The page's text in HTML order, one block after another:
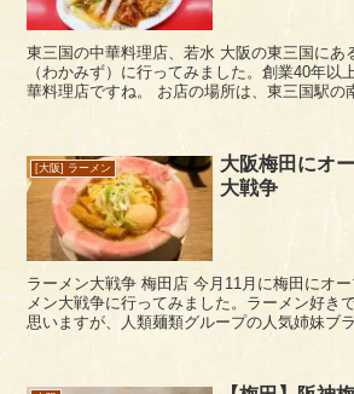
東三国の中華料理店、若水 大阪の東三国にある中華料理店、若水
（わかみず）に行ってみました。創業40年以
華料理店ですね。 お店の場所は、東三国駅の南西の出口を出てす
[大阪] ラーメン
大阪梅田にオ
大戦争
ラーメン大戦争 梅田店 今月11月に梅田にオープンしたばかりのラー
メン大戦争に行ってみました。ラーメン好き
思いますが、人類麺類グループの人気姉妹ブ